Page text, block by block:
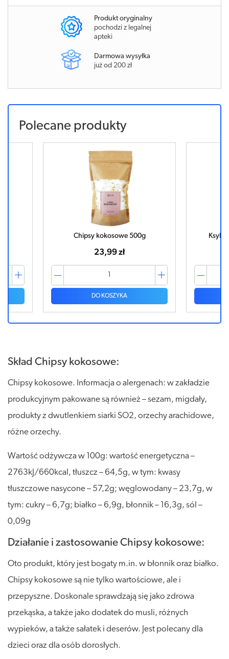
Produkt oryginalny
pochodzi z legalnej
apteki
Darmowa wysyłka
już od 200 zł
Polecane produkty
Chipsy kokosowe 500g
23,99 zł
DO KOSZYKA
Skład Chipsy kokosowe:
Chipsy kokosowe. Informacja o alergenach: w zakładzie
produkcyjnym pakowane są również – sezam, migdały,
produkty z dwutlenkiem siarki SO2, orzechy arachidowe,
różne orzechy.
Wartość odżywcza w 100g: wartość energetyczna –
2763kJ/660kcal, tłuszcz – 64,5g, w tym: kwasy
tłuszczowe nasycone – 57,2g; węglowodany – 23,7g, w
tym: cukry – 6,7g; białko – 6,9g, błonnik – 16,3g, sól –
0,09g
Działanie i zastosowanie Chipsy kokosowe:
Oto produkt, który jest bogaty m.in. w błonnik oraz białko.
Chipsy kokosowe są nie tylko wartościowe, ale i
przepyszne. Doskonale sprawdzają się jako zdrowa
przekąska, a także jako dodatek do musli, różnych
wypieków, a także sałatek i deserów. Jest polecany dla
dzieci oraz dla osób dorosłych.